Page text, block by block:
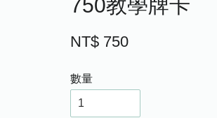
750教學牌卡
NT$ 750
數量